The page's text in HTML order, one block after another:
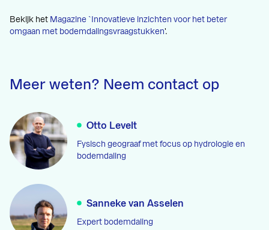
Bekijk het Magazine `Innovatieve inzichten voor het beter
omgaan met bodemdalingsvraagstukken'.
Meer weten? Neem contact op
Otto Levelt
Fysisch geograaf met focus op hydrologie en
bodemdaling
Sanneke van Asselen
Expert bodemdaling